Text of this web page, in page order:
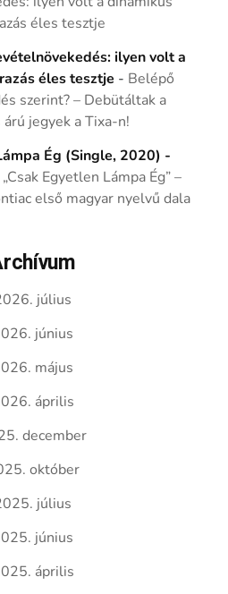
éles tesztje
ilyen volt a
éles tesztje - Belépő
szerint? – Debütáltak a
jegyek a Tixa-n!
Ég (Single, 2020) -
„Csak Egyetlen Lámpa Ég” –
első magyar nyelvű dala
július
június
május
április
december
október
július
június
április